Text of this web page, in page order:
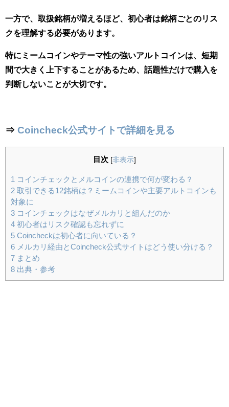
一方で、取扱銘柄が増えるほど、初心者は銘柄ごとのリス
クを理解する必要があります。
特にミームコインやテーマ性の強いアルトコインは、短期
間で大きく上下することがあるため、話題性だけで購入を
判断しないことが大切です。
⇒ Coincheck公式サイトで詳細を見る
目次 [非表示]
1
コインチェックとメルコインの連携で何が変わる？
2 取引できる12銘柄は？ミームコインや主要アルトコインも
対象に
3 コインチェックはなぜメルカリと組んだのか
4 初心者はリスク確認も忘れずに
5 Coincheckは初心者に向いている？
6 メルカリ経由とCoincheck公式サイトはどう使い分ける？
7 まとめ
8 出典・参考